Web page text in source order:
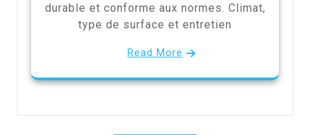
durable et conforme aux normes. Climat,
type de surface et entretien
Read More